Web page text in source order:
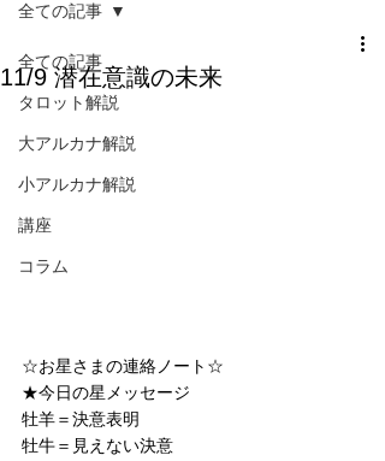
全ての記事
タロット解説
大アルカナ解説
小アルカナ解説
講座
コラム
全ての記事
11/9 潜在意識の未来
☆お星さまの連絡ノート☆
★今日の星メッセージ
牡羊＝決意表明
牡牛＝見えない決意